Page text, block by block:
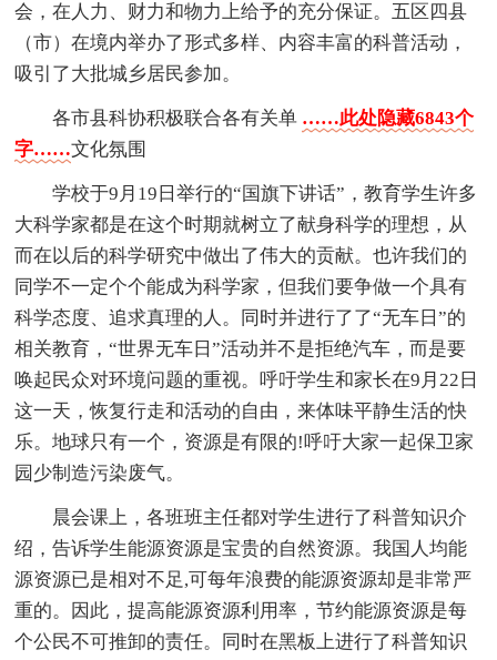
会，在人力、财力和物力上给予的充分保证。五区四县
（市）在境内举办了形式多样、内容丰富的科普活动，
吸引了大批城乡居民参加。
各市县科协积极联合各有关单 ……此处隐藏6843个
字……文化氛围
学校于9月19日举行的“国旗下讲话”，教育学生许多
大科学家都是在这个时期就树立了献身科学的理想，从
而在以后的科学研究中做出了伟大的贡献。也许我们的
同学不一定个个能成为科学家，但我们要争做一个具有
科学态度、追求真理的人。同时并进行了了“无车日”的
相关教育，“世界无车日”活动并不是拒绝汽车，而是要
唤起民众对环境问题的重视。呼吁学生和家长在9月22日
这一天，恢复行走和活动的自由，来体味平静生活的快
乐。地球只有一个，资源是有限的!呼吁大家一起保卫家
园少制造污染废气。
晨会课上，各班班主任都对学生进行了科普知识介
绍，告诉学生能源资源是宝贵的自然资源。我国人均能
源资源已是相对不足,可每年浪费的能源资源却是非常严
重的。因此，提高能源资源利用率，节约能源资源是每
个公民不可推卸的责任。同时在黑板上进行了科普知识